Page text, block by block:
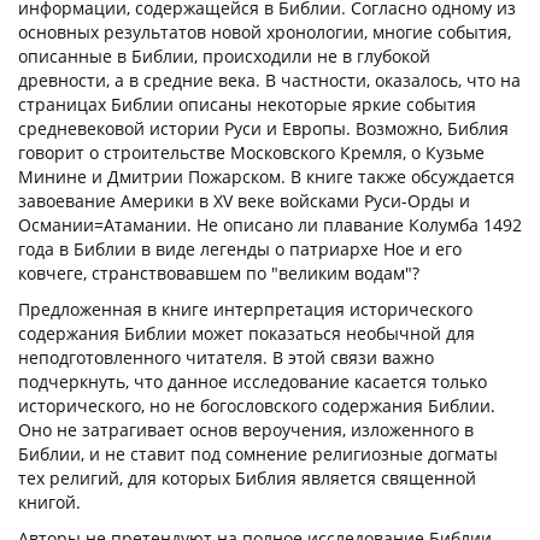
информации, содержащейся в Библии. Согласно одному из
основных результатов новой хронологии, многие события,
описанные в Библии, происходили не в глубокой
древности, а в средние века. В частности, оказалось, что на
страницах Библии описаны некоторые яркие события
средневековой истории Руси и Европы. Возможно, Библия
говорит о строительстве Московского Кремля, о Кузьме
Минине и Дмитрии Пожарском. В книге также обсуждается
завоевание Америки в XV веке войсками Руси-Орды и
Османии=Атамании. Не описано ли плавание Колумба 1492
года в Библии в виде легенды о патриархе Ное и его
ковчеге, странствовавшем по "великим водам"?
Предложенная в книге интерпретация исторического
содержания Библии может показаться необычной для
неподготовленного читателя. В этой связи важно
подчеркнуть, что данное исследование касается только
исторического, но не богословского содержания Библии.
Оно не затрагивает основ вероучения, изложенного в
Библии, и не ставит под сомнение религиозные догматы
тех религий, для которых Библия является священной
книгой.